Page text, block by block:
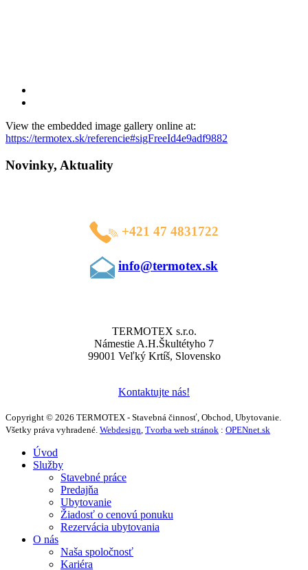
View the embedded image gallery online at:
https://termotex.sk/referencie#sigFreeId4e9adf9882
Novinky, Aktuality
+421 47 4831722
info@termotex.sk
TERMOTEX s.r.o.
Námestie A.H.Škultétyho 7
99001 Veľký Krtíš, Slovensko
Kontaktujte nás!
Copyright © 2026 TERMOTEX - Stavebná činnosť, Obchod, Ubytovanie.
Všetky práva vyhradené. Webdesign Tvorba web stránok : OPENnet.sk
Úvod
Služby
Stavebné práce
Predajňa
Ubytovanie
Žiadosť o cenovú ponuku
Rezervácia ubytovania
O nás
Naša spoločnosť
Kariéra